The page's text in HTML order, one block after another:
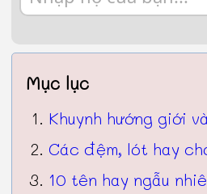
Mục lục
Khuynh hướng giới
Các đệm, lót hay
10 tên hay ngẫu